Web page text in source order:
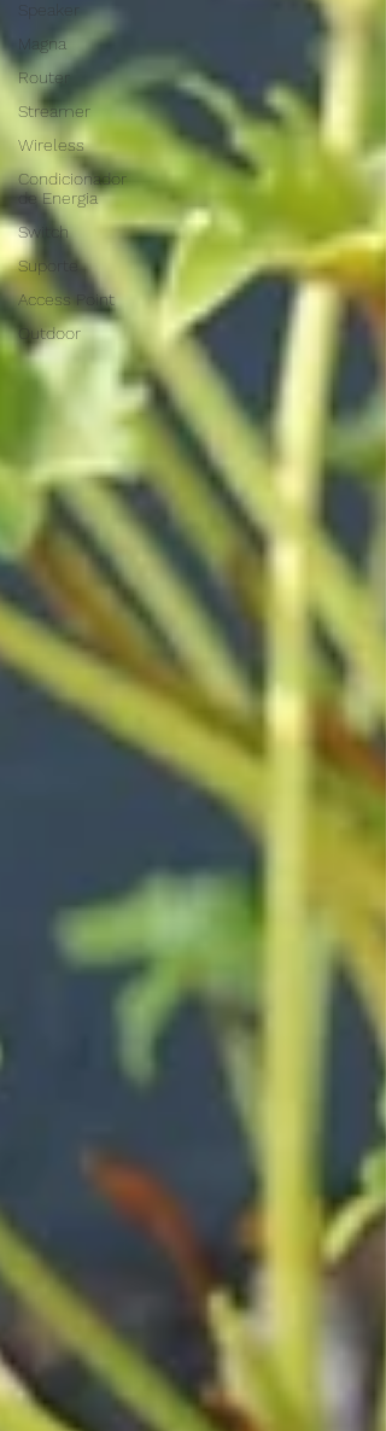
Magna
Router
Streamer
Wireless
Condicionador
de Energia
Switch
Suporte
Access Point
Outdoor